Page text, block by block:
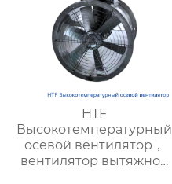
HTF
Высокотемпературный
осевой вентилятор，
вентилятор вытяжной